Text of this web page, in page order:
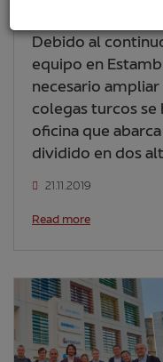
Debido al
equipo en
necesario
colegas turcos se
oficina que
dividido en dos
21.11.2019
Read more